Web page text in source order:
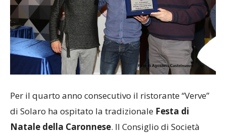
Per il quarto anno consecutivo il ristorante “Verve”
di Solaro ha ospitato la tradizionale Festa di
Natale della Caronnese. Il Consiglio di Società